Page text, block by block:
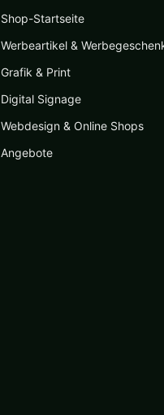
Shop-Startseite
Werbeartikel &
Grafik & Print
Digital Signage
Webdesign & Online Shops
Angebote